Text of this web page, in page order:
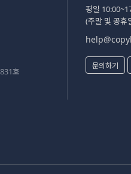
호
평일
(주말 및 공휴
문의하기